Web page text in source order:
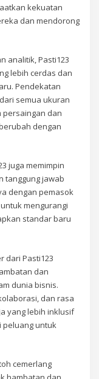
kekuatan
dan mendorong
analitik, Pasti123
lebih cerdas dan
Pendekatan
semua ukuran
persaingan dan
dengan
juga memimpin
tanggung jawab
dengan pemasok
mengurangi
standar baru
dari Pasti123
dan
dunia bisnis.
dan rasa
yang lebih inklusif
peluang untuk
cemerlang